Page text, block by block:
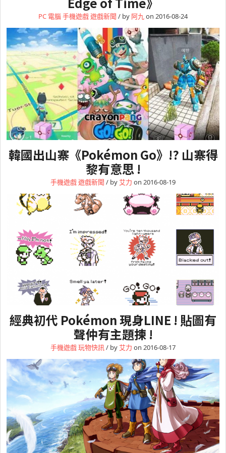
PC 電腦手機遊戲遊戲新聞 / by 阿九on 2016-08-24
韓國出山寨《Pokémon Go》!? 山寨得
黎有意思 !
手機遊戲遊戲新聞 / by艾力 on 2016-08-19
經典初代 Pokémon 現身LINE ! 貼圖有
聲仲有主題揀 !
手機遊戲玩物快訊/ by艾力 on 2016-08-17